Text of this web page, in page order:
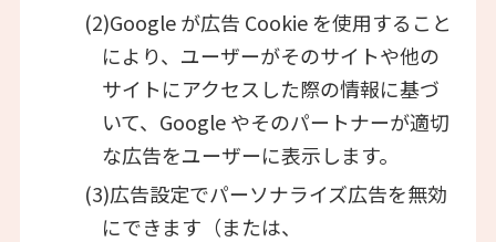
(2)Google が広告 Cookie を使用すること
により、ユーザーがそのサイトや他の
サイトにアクセスした際の情報に基づ
いて、Google やそのパートナーが適切
な広告をユーザーに表示します。
(3)広告設定でパーソナライズ広告を無効
にできます（または、